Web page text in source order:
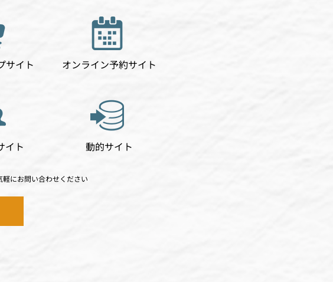
サイト
イト
オンライン予約サイト
動的サイト
にお問い合わせください